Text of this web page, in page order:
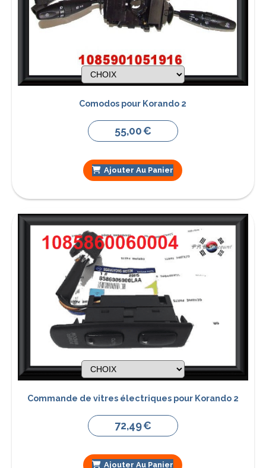
Comodos pour Korando 2
55,00€
Ajouter Au Panier
Commande de vitres électriques pour Korando 2
72,49€
Ajouter Au Panier